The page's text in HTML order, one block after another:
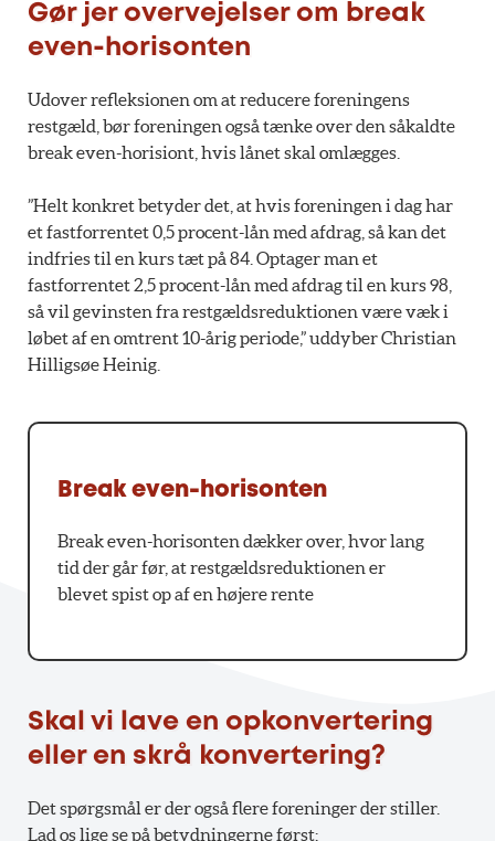
Gør jer overvejelser om break
even-horisonten
Udover refleksionen om at reducere foreningens
restgæld, bør foreningen også tænke over den såkaldte
break even-horisiont, hvis lånet skal omlægges.
”Helt konkret betyder det, at hvis foreningen i dag har
et fastforrentet 0,5 procent-lån med afdrag, så kan det
indfries til en kurs tæt på 84. Optager man et
fastforrentet 2,5 procent-lån med afdrag til en kurs 98,
så vil gevinsten fra restgældsreduktionen være væk i
løbet af en omtrent 10-årig periode,” uddyber Christian
Hilligsøe Heinig.
Break even-horisonten
Break even-horisonten dækker over, hvor lang
tid der går før, at restgældsreduktionen er
blevet spist op af en højere rente
Skal vi lave en opkonvertering
eller en skrå konvertering?
Det spørgsmål er der også flere foreninger der stiller.
Lad os lige se på betydningerne først: